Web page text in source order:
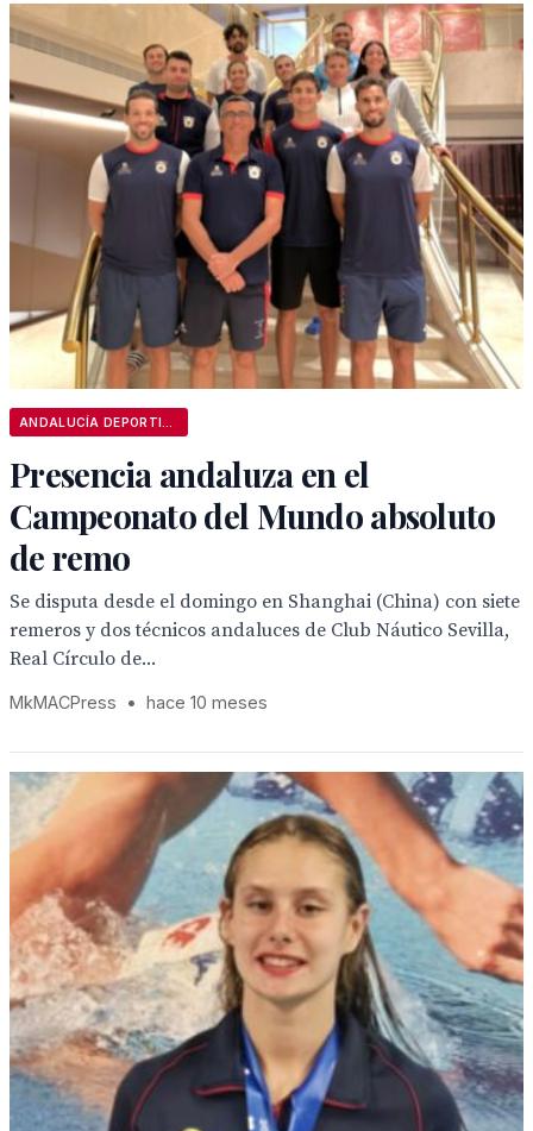
Presencia andaluza en el
Campeonato del Mundo absoluto
de remo
Se disputa desde el domingo en Shanghai (China) con siete
remeros y dos técnicos andaluces de Club Náutico Sevilla,
Real Círculo de...
MkMACPress • hace 10 meses